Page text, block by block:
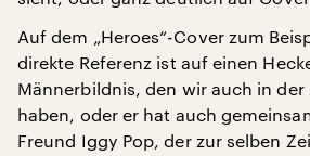
Auf dem „Heroes“-Cover zum
direkte Referenz ist auf einen
Männerbildnis, den wir auch in der
haben, oder er hat auch
Freund Iggy Pop, der zur selben